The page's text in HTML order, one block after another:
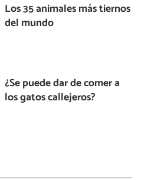
Los 35 animales más tiernos
del mundo
¿Se puede dar de comer a
los gatos callejeros?